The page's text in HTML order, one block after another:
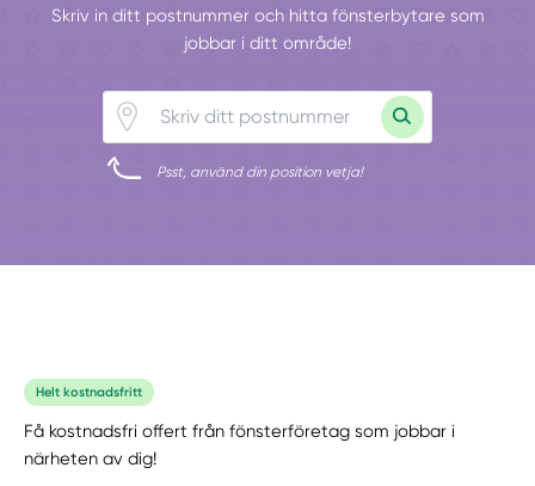
Skriv in ditt postnummer och hitta fönsterbytare som
jobbar i ditt område!
Psst, använd din position vetja!
Helt kostnadsfritt
Få kostnadsfri offert från fönsterföretag som jobbar i
närheten av dig!